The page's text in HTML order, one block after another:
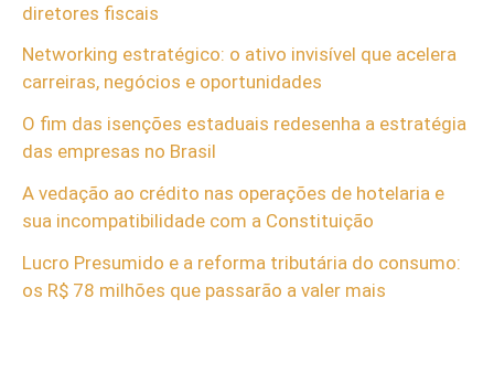
diretores fiscais
Networking estratégico: o ativo invisível que acelera
carreiras, negócios e oportunidades
O fim das isenções estaduais redesenha a estratégia
das empresas no Brasil
A vedação ao crédito nas operações de hotelaria e
sua incompatibilidade com a Constituição
Lucro Presumido e a reforma tributária do consumo:
os R$ 78 milhões que passarão a valer mais